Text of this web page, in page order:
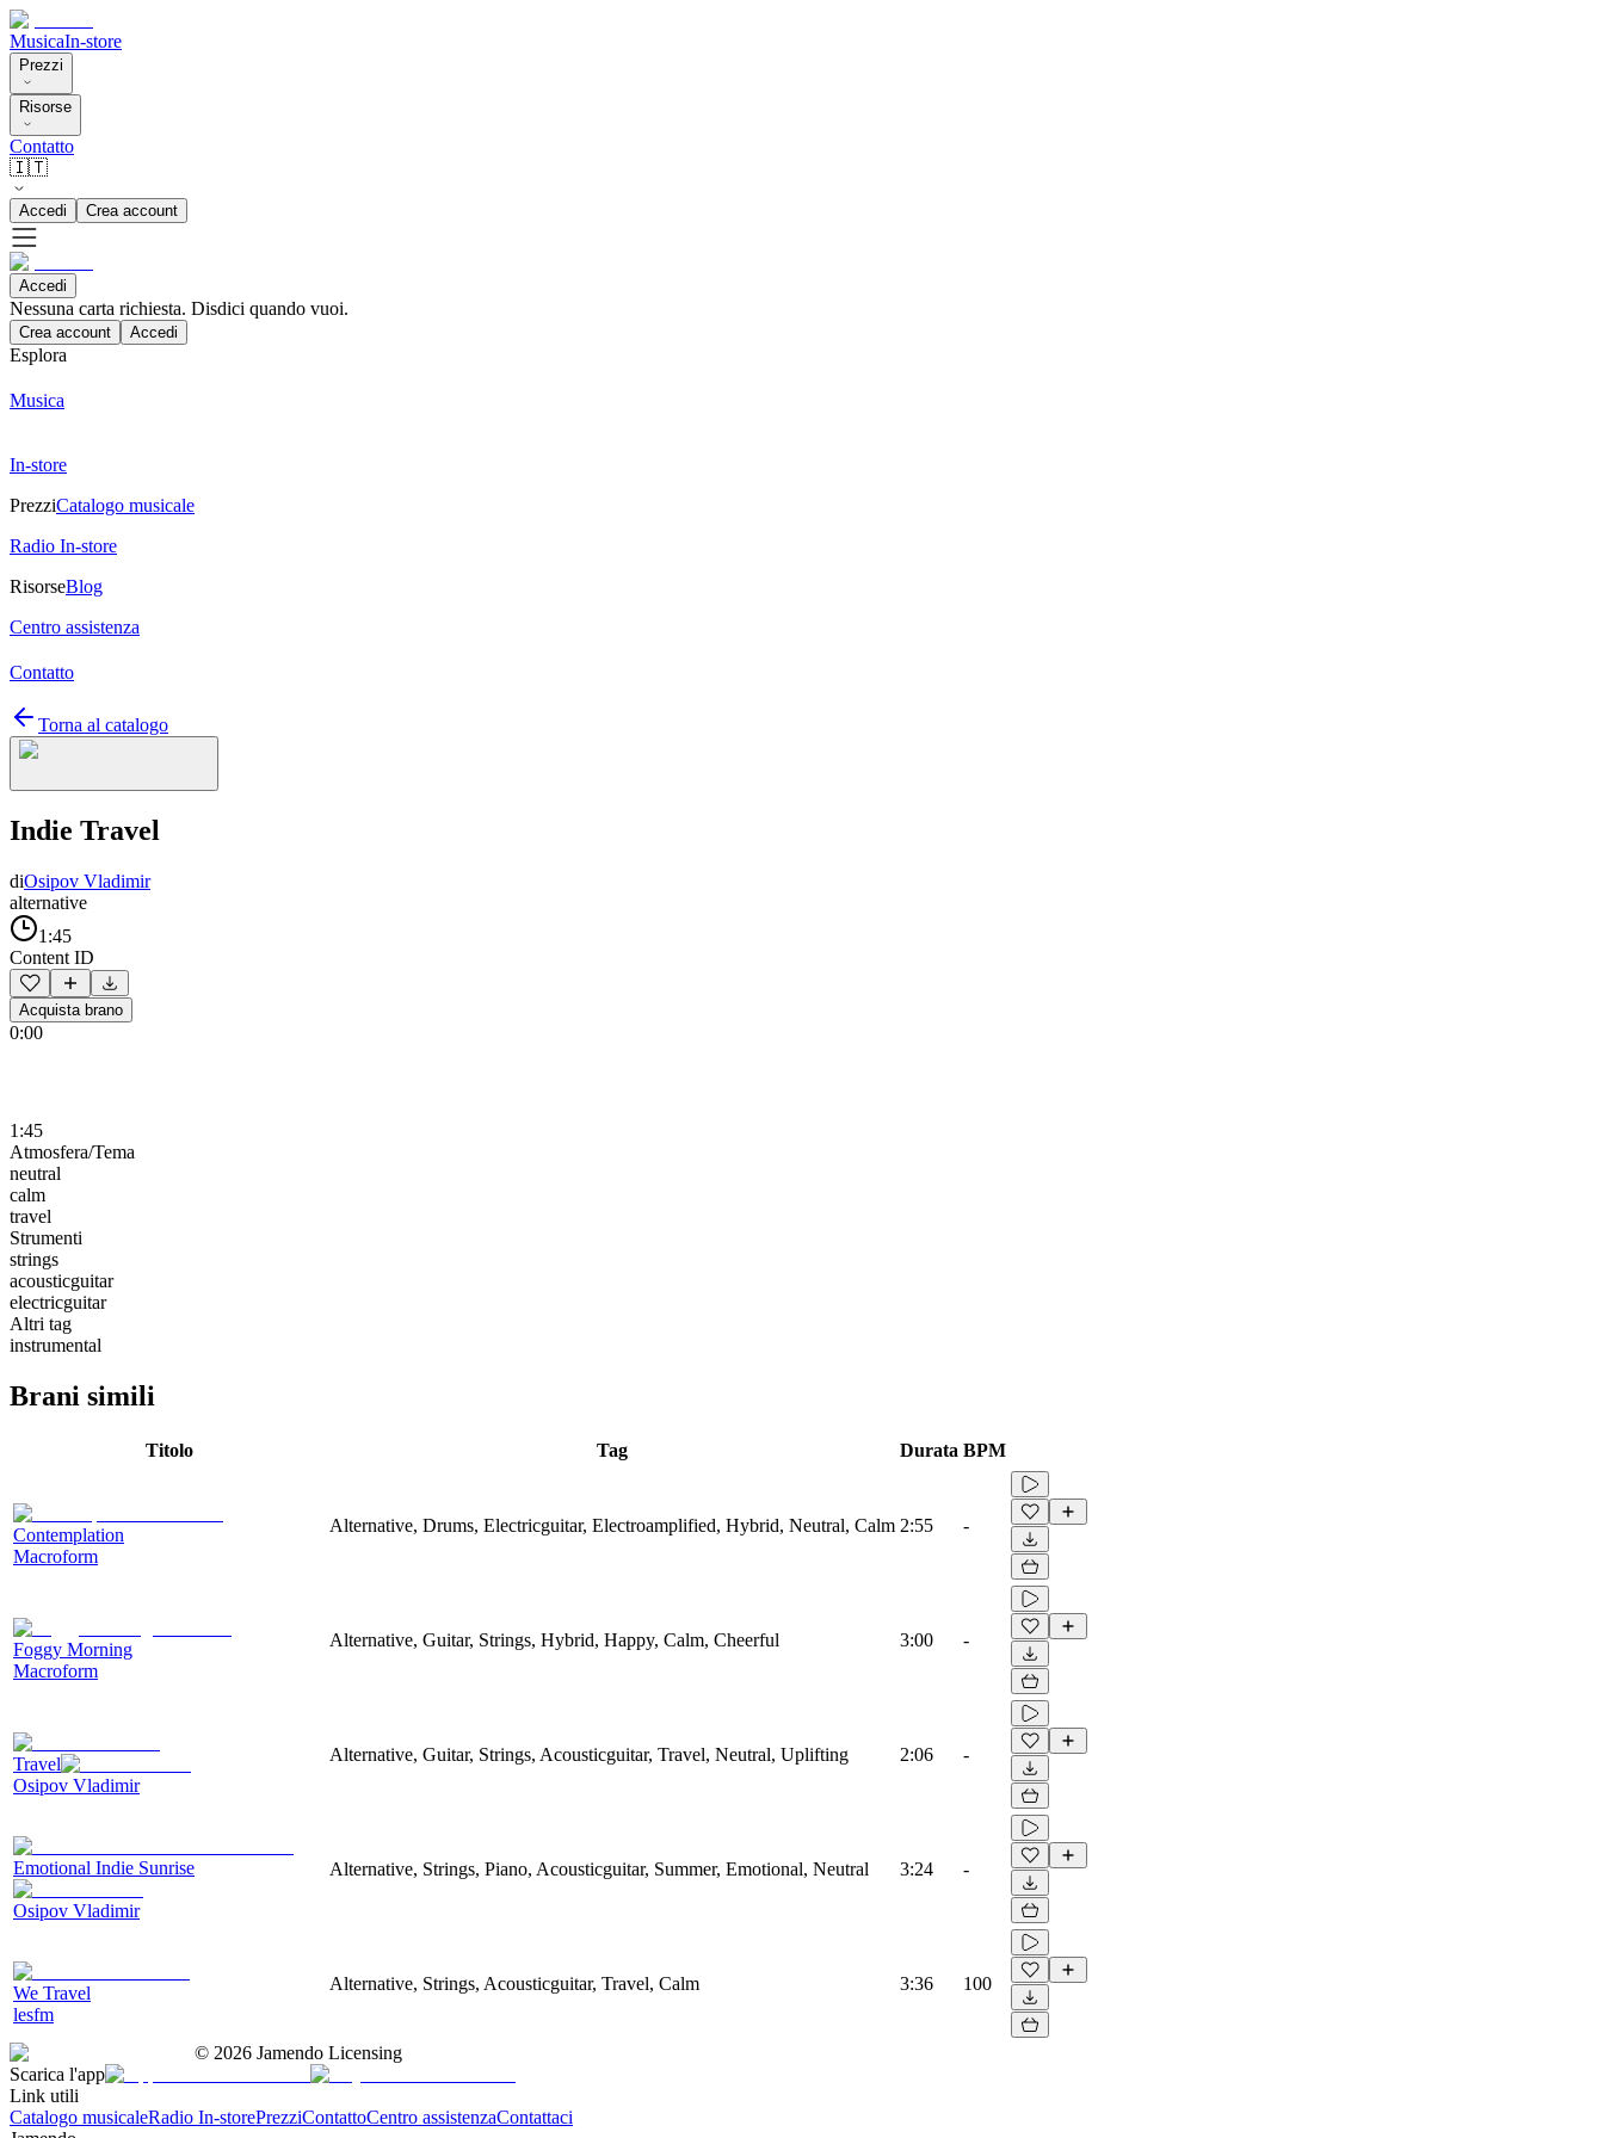
MusicaIn-store
Prezzi
Risorse
Contatto
🇮🇹
Accedi Crea account
Accedi
Nessuna carta richiesta. Disdici quando vuoi.
Crea account Accedi
Esplora
Musica
In-store
PrezziCatalogo musicale
Radio In-store
RisorseBlog
Centro assistenza
Contatto
Torna al catalogo
Indie Travel
diOsipov Vladimir
alternative
1:45
Content ID
Acquista brano
0:00
1:45
Atmosfera/Tema
neutral
calm
travel
Strumenti
strings
acousticguitar
electricguitar
Altri tag
instrumental
Brani simili
Titolo Tag Durata BPM
Contemplation
Macroform
Alternative, Drums, Electricguitar, Electroamplified, Hybrid, Neutral, Calm 2:55 -
Foggy Morning
Macroform
Alternative, Guitar, Strings, Hybrid, Happy, Calm, Cheerful 3:00 -
Travel
Osipov Vladimir
Alternative, Guitar, Strings, Acousticguitar, Travel, Neutral, Uplifting 2:06 -
Emotional Indie Sunrise
Osipov Vladimir
Alternative, Strings, Piano, Acousticguitar, Summer, Emotional, Neutral 3:24 -
We Travel
lesfm
Alternative, Strings, Acousticguitar, Travel, Calm 3:36 100
© 2026 Jamendo Licensing
Scarica l'app
Link utili
Catalogo musicaleRadio In-storePrezziContattoCentro assistenzaContattaci